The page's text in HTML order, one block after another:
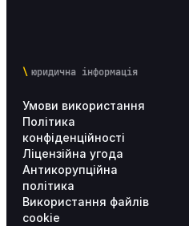
юридична інформація
Умови використання
Політика
конфіденційності
Ліцензійна угода
Антикорупційна
політика
Використання файлів
cookie